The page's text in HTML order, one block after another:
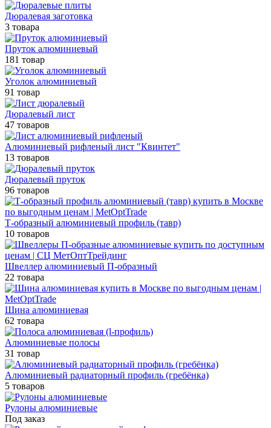
Дюралевая заготовка
3 товара
Пруток алюминиевый
181 товар
Уголок алюминиевый
91 товар
Дюралевый лист
47 товаров
Алюминиевый рифленый лист "Квинтет"
13 товаров
Дюралевый пруток
96 товаров
Т-образный алюминиевый профиль (тавр)
10 товаров
Швеллер алюминиевый П-образный
22 товара
Шина алюминиевая
62 товара
Алюминиевые полосы
31 товар
Алюминиевый радиаторный профиль (гребёнка)
5 товаров
Рулоны алюминиевые
Под заказ